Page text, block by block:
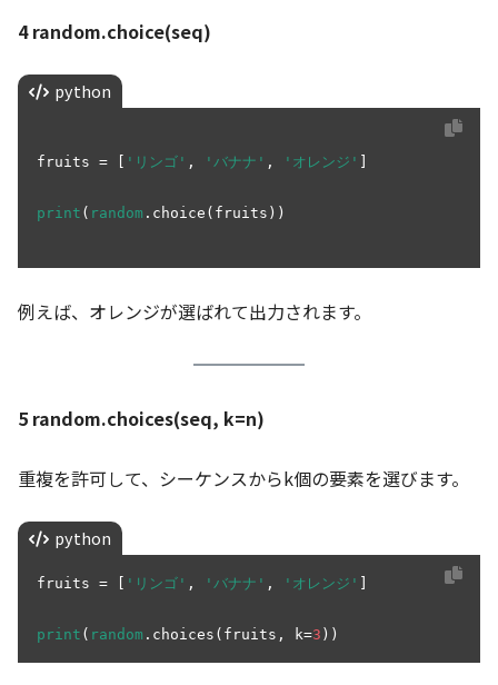
4 random.choice(seq)
python
fruits = [ 'リンゴ' , 'バナナ' , 'オレンジ'
print ( random .choice(fruits))
例えば、オレンジが選ばれて出力されます。
5 random.choices(seq, k=n)
重複を許可して、シーケンスからk個の要素を選びます。
python
fruits = [ 'リンゴ' , 'バナナ' , 'オレンジ'
print ( random .choices(fruits, k=3